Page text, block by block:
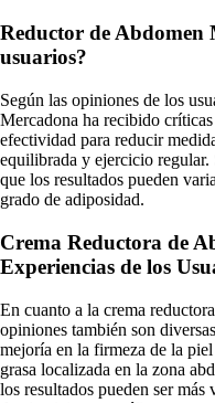
Reductor de Abdomen
usuarios?
Según las opiniones de los
Mercadona ha recibido
efectividad para reducir
equilibrada y ejercicio regular.
que los resultados pueden
grado de adiposidad.
Crema Reductora de
Experiencias de los
En cuanto a la crema
opiniones también son
mejoría en la firmeza de la
grasa localizada en la zona
los resultados pueden ser